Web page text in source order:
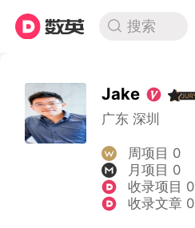
搜索
Jake
广东 深圳
周项目 0
月项目 0
收录项目 0
收录文章 0